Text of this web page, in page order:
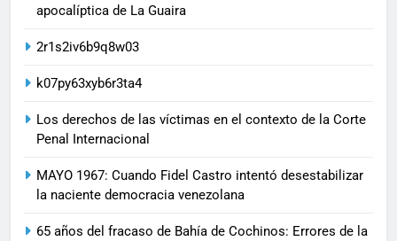
apocalíptica de La Guaira
2r1s2iv6b9q8w03
k07py63xyb6r3ta4
Los derechos de las víctimas en el contexto de la Corte
Penal Internacional
MAYO 1967: Cuando Fidel Castro intentó desestabilizar
la naciente democracia venezolana
65 años del fracaso de Bahía de Cochinos: Errores de la